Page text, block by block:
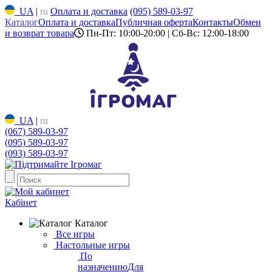
UA | ru Оплата и доставка (095) 589-03-97
КаталогОплата и доставкаПубличная офертаКонтактыОбмен
и возврат товара
Пн-Пт: 10:00-20:00 | Сб-Вс: 12:00-18:00
UA | ru
(067) 589-03-97
(095) 589-03-97
(093) 589-03-97
Кабінет
Каталог
Все игры
Настольные игры
По
назначениюДля